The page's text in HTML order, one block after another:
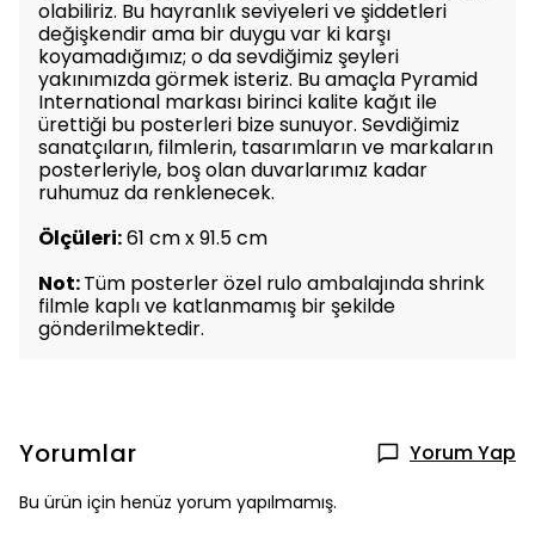
olabiliriz. Bu hayranlık seviyeleri ve şiddetleri
değişkendir ama bir duygu var ki karşı
koyamadığımız; o da sevdiğimiz şeyleri
yakınımızda görmek isteriz. Bu amaçla Pyramid
International markası birinci kalite kağıt ile
ürettiği bu posterleri bize sunuyor. Sevdiğimiz
sanatçıların, filmlerin, tasarımların ve markaların
posterleriyle, boş olan duvarlarımız kadar
ruhumuz da renklenecek.
Ölçüleri:61 cm x 91.5 cm
Not:Tüm posterler özel rulo ambalajında shrink
filmle kaplı ve katlanmamış bir şekilde
gönderilmektedir.
Yorumlar Yorum Yap
Bu ürün için henüz yorum yapılmamış.